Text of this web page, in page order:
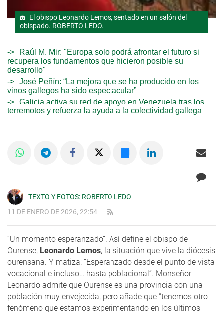
El obispo Leonardo Lemos, sentado en un salón del
obispado. ROBERTO LEDO.
Raúl M. Mir: "Europa solo podrá afrontar el futuro si
recupera los fundamentos que hicieron posible su
desarrollo"
José Peñín: “La mejora que se ha producido en los
vinos gallegos ha sido espectacular”
Galicia activa su red de apoyo en Venezuela tras los
terremotos y refuerza la ayuda a la colectividad gallega
TEXTO Y FOTOS: ROBERTO LEDO
11 DE ENERO DE 2026, 22:54
“Un momento esperanzado”. Así define el obispo de
Ourense, Leonardo Lemos, la situación que vive la diócesis
ourensana. Y matiza: “Esperanzado desde el punto de vista
vocacional e incluso… hasta poblacional”. Monseñor
Leonardo admite que Ourense es una provincia con una
población muy envejecida, pero añade que “tenemos otro
fenómeno que estamos experimentando en los últimos